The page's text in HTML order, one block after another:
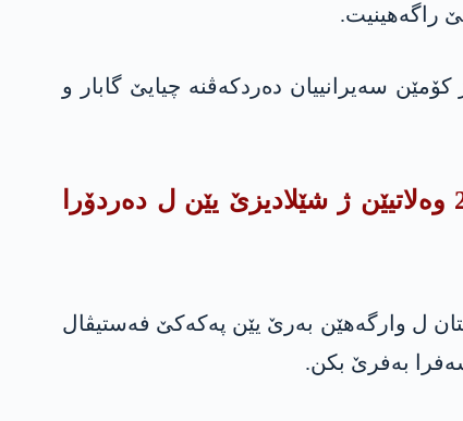
رۆژ کۆمێن سەیرانییان دەردکەڤنه‌ چیایێ گابار و
لێ ل هەرێما کوردستانێ وەلاتی نکارن بچن گوندێن خوە گیایی کۆم بکن، بەریا نها ژی 2 وەلاتیێن ژ شێلادیزێ یێن ل دەردۆرا
ل وارگەهێن بەرێ یێن په‌كه‌كێ فەستیڤال
بەفرێ بکن.